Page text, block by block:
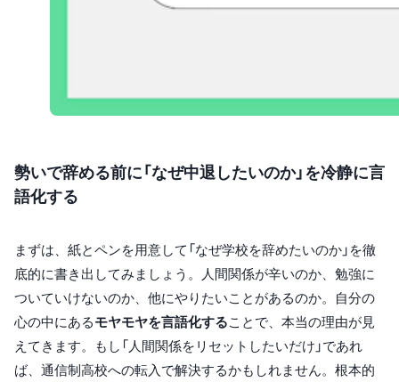
勢いで辞める前に「なぜ中退したいのか」を冷静に言
語化する
まずは、紙とペンを用意して「なぜ学校を辞めたいのか」を徹
底的に書き出してみましょう。人間関係が辛いのか、勉強に
ついていけないのか、他にやりたいことがあるのか。自分の
心の中にあるモヤモヤを言語化することで、本当の理由が見
えてきます。もし「人間関係をリセットしたいだけ」であれ
ば、通信制高校への転入で解決するかもしれません。根本的